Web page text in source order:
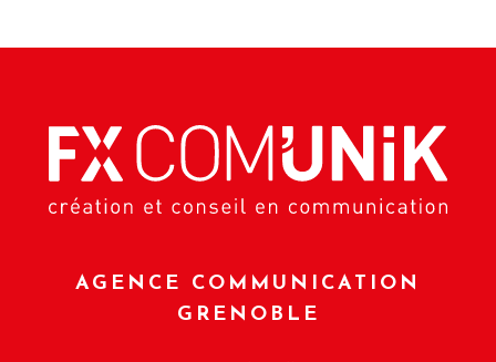
AGENCE COMMUNICATION
GRENOBLE